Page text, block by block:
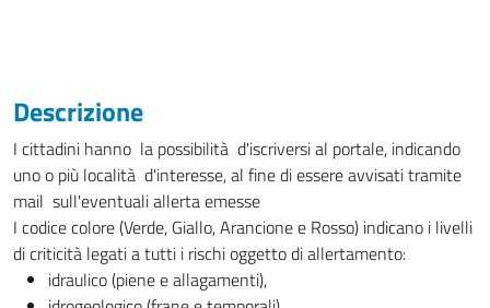
Descrizione
I cittadini hanno la possibilità d'iscriversi al portale, indicando
uno o più località d'interesse, al fine di essere avvisati tramite
mail sull'eventuali allerta emesse
I codice colore (Verde, Giallo, Arancione e Rosso) indicano i livelli
di criticità legati a tutti i rischi oggetto di allertamento:
idraulico (piene e allagamenti),